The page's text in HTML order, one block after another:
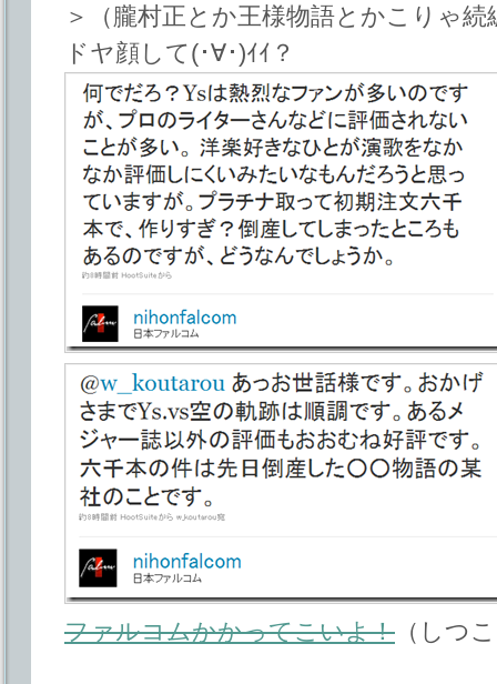
＞（朧村正とか王様物語とかこりゃ
ドヤ顔して(･∀･)ｲｲ？
ファルコムかかってこいよ！ （しつ